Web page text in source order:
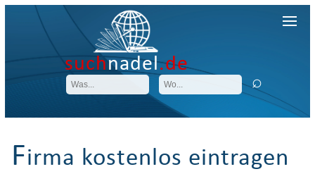
suchnadel.de
Firma kostenlos eintragen